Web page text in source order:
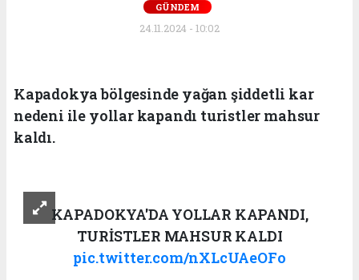
GÜNDEM
24.11.2024 - 10:02
Kapadokya bölgesinde yağan şiddetli kar
nedeni ile yollar kapandı turistler mahsur
kaldı.
KAPADOKYA'DA YOLLAR KAPANDI,
TURİSTLER MAHSUR KALDI
pic.twitter.com/nXLcUAeOFo